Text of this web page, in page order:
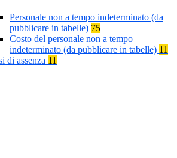
Personale non a tempo indeterminato (da
pubblicare in tabelle) 75
Costo del personale non a tempo
indeterminato (da pubblicare in tabelle) 11
di assenza 11